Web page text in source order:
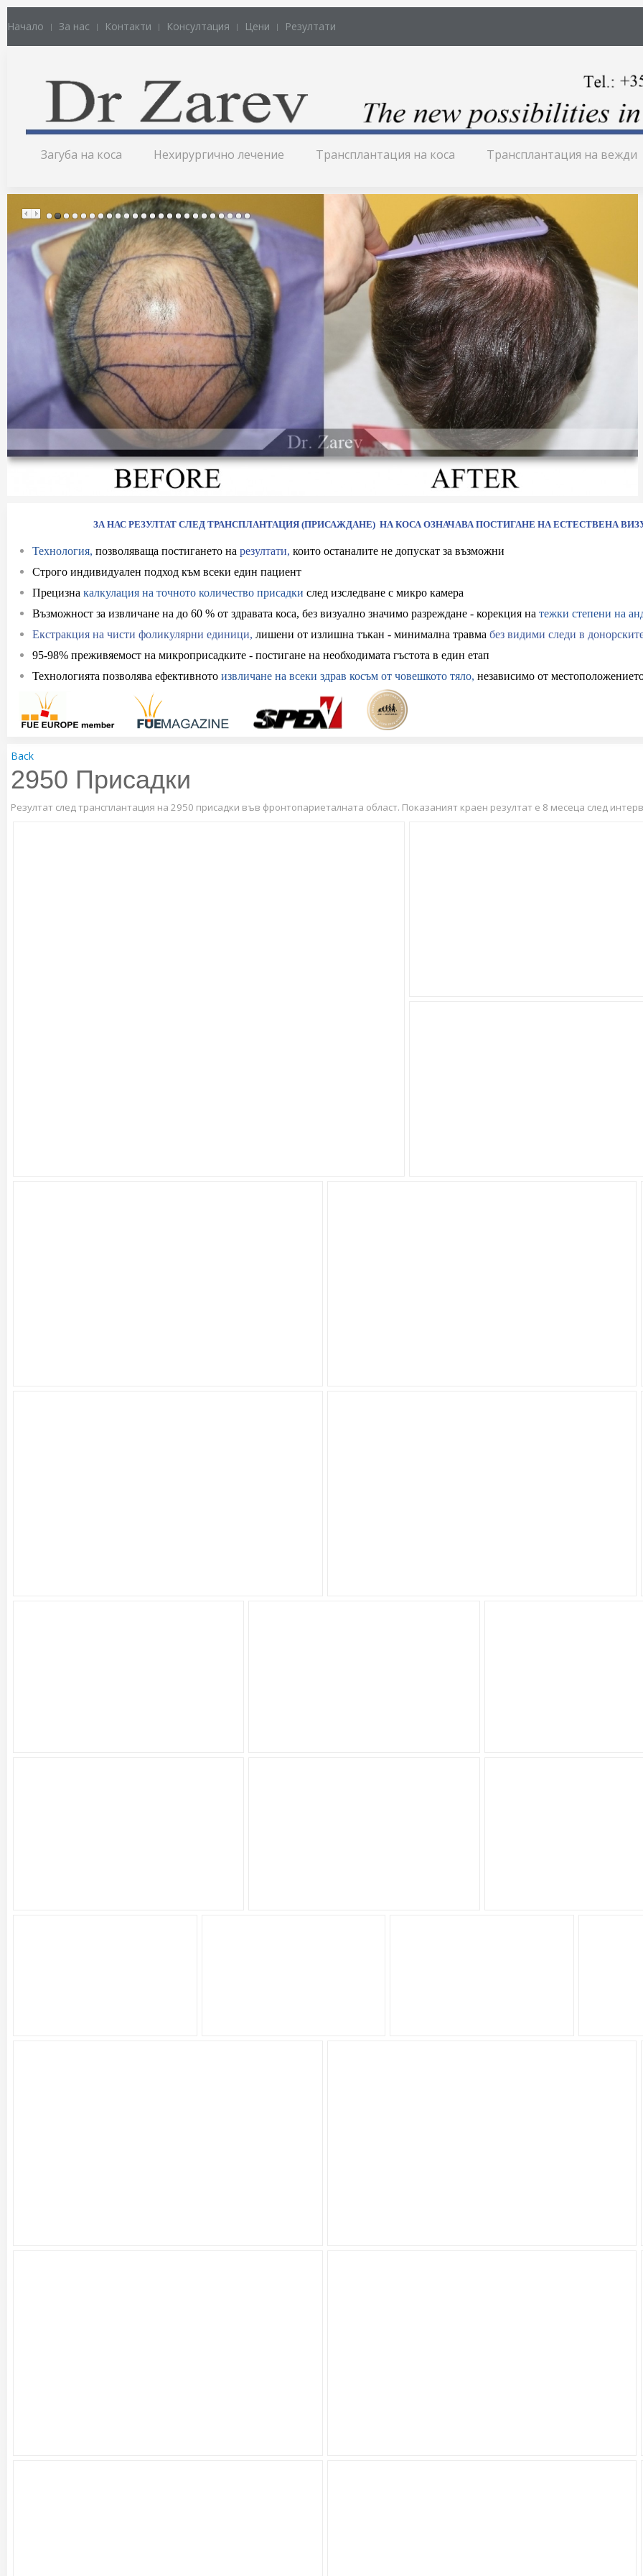
Начало За нас Контакти Консултация Цени Резултати
Загуба на коса Нехирургично лечение Трансплантация на коса Трансплантация на вежди
ЗА НАС РЕЗУЛТАТ СЛЕД ТРАНСПЛАНТАЦИЯ (ПРИСАЖДАНЕ) НА КОСА ОЗНАЧАВА ПОСТИГАНЕ НА ЕСТЕСТВЕНА
Технология, позволяваща постигането на резултати, които останалите не допускат за възможни
Строго индивидуален подход към всеки един пациент
Прецизна калкулация на точното количество присадки след изследване с микро камера
Възможност за извличане на до 60 % от здравата коса, без визуално значимо разреждане - корекция на тежки степени на
Екстракция на чисти фоликулярни единици, лишени от излишна тъкан - минимална травма без видими следи в
95-98% преживяемост на микроприсадките - постигане на необходимата гъстота в един етап
Технологията позволява ефективното извличане на всеки здрав косъм от човешкото тяло, независимо от
Back
2950 Присадки
Резултат след трансплантация на 2950 присадки във фронтопариеталната област. Показаният краен резултат е 8 месеца след